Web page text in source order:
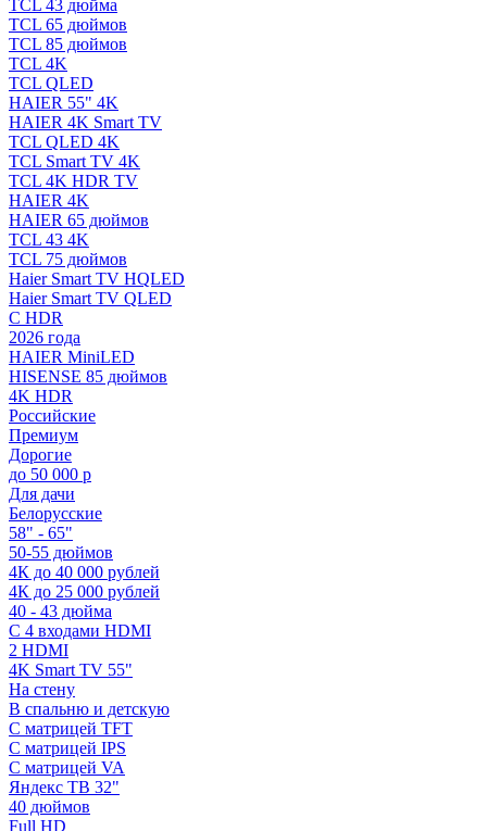
TCL 43 дюйма
TCL 65 дюймов
TCL 85 дюймов
TCL 4K
TCL QLED
HAIER 55" 4K
HAIER 4K Smart TV
TCL QLED 4K
TCL Smart TV 4K
TCL 4K HDR TV
HAIER 4K
HAIER 65 дюймов
TCL 43 4K
TCL 75 дюймов
Haier Smart TV HQLED
Haier Smart TV QLED
С HDR
2026 года
HAIER MiniLED
HISENSE 85 дюймов
4K HDR
Российские
Премиум
Дорогие
до 50 000 р
Для дачи
Белорусские
58" - 65"
50-55 дюймов
4К до 40 000 рублей
4К до 25 000 рублей
40 - 43 дюйма
С 4 входами HDMI
2 HDMI
4K Smart TV 55"
На стену
В спальню и детскую
С матрицей TFT
С матрицей IPS
С матрицей VA
Яндекс ТВ 32"
40 дюймов
Full HD